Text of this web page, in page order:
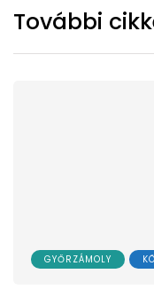
További
GYŐRZÁMOLY